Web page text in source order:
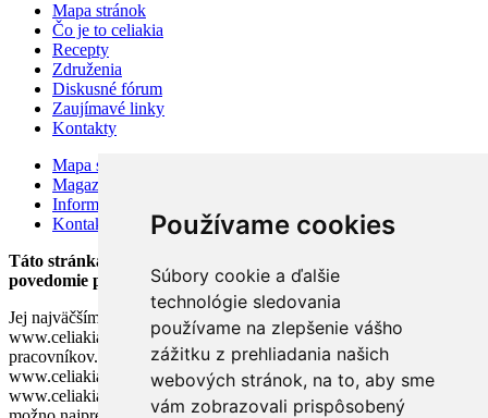
Používame cookies
Súbory cookie a ďalšie
technológie sledovania
používame na zlepšenie vášho
zážitku z prehliadania našich
webových stránok, na to, aby sme
vám zobrazovali prispôsobený
Mapa stránok
Čo je to celiakia
Recepty
Združenia
Diskusné fórum
Zaujímavé linky
Kontakty
Mapa stránok
Magazín
Information for visitors
Kontakty
Táto stránka bola založená v auguste 2002 v snahe zlepšiť
povedomie pacientov o celiakii.
Jej najväčším prínosom je výmena informácií medzi užívateľmi. Tím
www.celiakia.sk sa neskladá z lekárov ani iných zdravotníckych
pracovníkov. Akákoľvek rada poskytnutá na stránke
www.celiakia.sk nemôže nahradiť radu lekára. Cieľom stránky
www.celiakia.sk a našich odpovedí na vaše otázky je poskytnúť čo